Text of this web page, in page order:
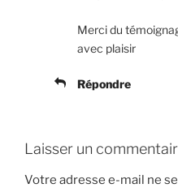
Merci du
avec plaisir
Répondre
Laisser un
Votre adresse e-mail ne